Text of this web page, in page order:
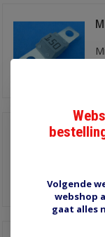
Volgende
webshop
gaat alles